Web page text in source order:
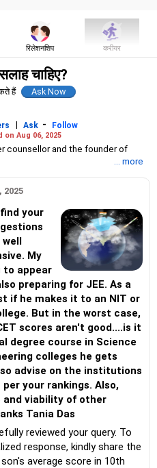
रिलेशनशिप करीयर
चाहिए?
हैं
| Ask -
Follow
on Aug 06, 2025
counsellor and the founder of
choose the right stream, course
how to prepare for entrance
reputed universities /colleges
courses.
and experienced
a resume, how to prepare for job
their salary when joining a new
Professional Resume Writing
in human resources from Bhartiya
diploma in labour law from
diploma in school counselling
in child psychology
degree in career counselling
India.
... more
2025
your
well
My
to appear
preparing for JEE. As a
if he makes it to an NIT or
But in the worst case,
scores aren't good....is it
degree course in Science
colleges he gets
advise on the institutions
your rankings. Also,
and viability of other
Tania Das
reviewed your query. To
response, kindly share the
average score in 10th